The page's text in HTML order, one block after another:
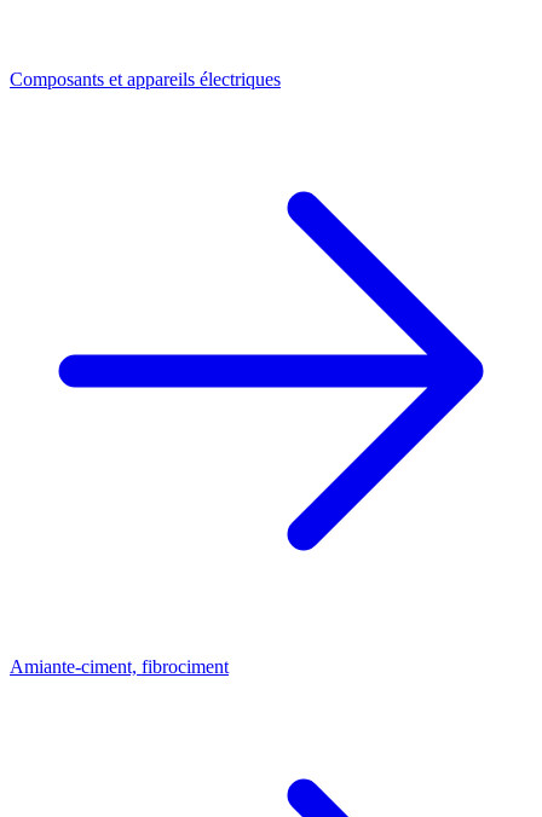
Composants et appareils électriques
Amiante-ciment, fibrociment